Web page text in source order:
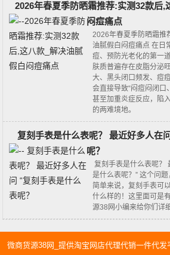
2026年春夏季防晒霜推荐:实测32款后,
闷痘痛点
2026年春夏季防晒霜推
油腻假白闷痘痛点 在日
痘、预防光老化的第一
肤质普遍存在皮脂分泌
大、黑头闭口频发、痘
会直接导致“闷痘闷闭口
甚至加重炎症反应，陷
的两难境地。
复刻手表是什么表呢？ 最近好多人在
呢？
复刻手表是什么表呢？
是什么表呢？” 这个问
简单来说，复刻手表可
什么样的！这里面可是
源38网小编来给你们详
微商货源38网_提供淘宝网店代理代销一件代发